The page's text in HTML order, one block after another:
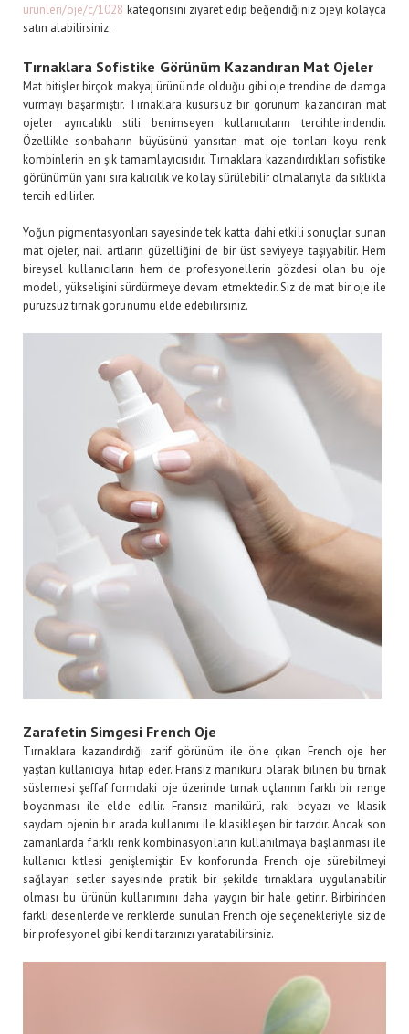
urunleri/oje/c/1028 kategorisini ziyaret edip beğendiğiniz ojeyi kolayca
satın alabilirsiniz.
Tırnaklara Sofistike Görünüm Kazandıran Mat Ojeler
Mat bitişler birçok makyaj ürününde olduğu gibi oje trendine de damga
vurmayı başarmıştır. Tırnaklara kusursuz bir görünüm kazandıran mat
ojeler ayrıcalıklı stili benimseyen kullanıcıların tercihlerindendir.
Özellikle sonbaharın büyüsünü yansıtan mat oje tonları koyu renk
kombinlerin en şık tamamlayıcısıdır. Tırnaklara kazandırdıkları sofistike
görünümün yanı sıra kalıcılık ve kolay sürülebilir olmalarıyla da sıklıkla
tercih edilirler.
Yoğun pigmentasyonları sayesinde tek katta dahi etkili sonuçlar sunan
mat ojeler, nail artların güzelliğini de bir üst seviyeye taşıyabilir. Hem
bireysel kullanıcıların hem de profesyonellerin gözdesi olan bu oje
modeli, yükselişini sürdürmeye devam etmektedir. Siz de mat bir oje ile
pürüzsüz tırnak görünümü elde edebilirsiniz.
Zarafetin Simgesi French Oje
Tırnaklara kazandırdığı zarif görünüm ile öne çıkan French oje her
yaştan kullanıcıya hitap eder. Fransız manikürü olarak bilinen bu tırnak
süslemesi şeffaf formdaki oje üzerinde tırnak uçlarının farklı bir renge
boyanması ile elde edilir. Fransız manikürü, rakı beyazı ve klasik
saydam ojenin bir arada kullanımı ile klasikleşen bir tarzdır. Ancak son
zamanlarda farklı renk kombinasyonların kullanılmaya başlanması ile
kullanıcı kitlesi genişlemiştir. Ev konforunda French oje sürebilmeyi
sağlayan setler sayesinde pratik bir şekilde tırnaklara uygulanabilir
olması bu ürünün kullanımını daha yaygın bir hale getirir. Birbirinden
farklı desenlerde ve renklerde sunulan French oje seçenekleriyle siz de
bir profesyonel gibi kendi tarzınızı yaratabilirsiniz.